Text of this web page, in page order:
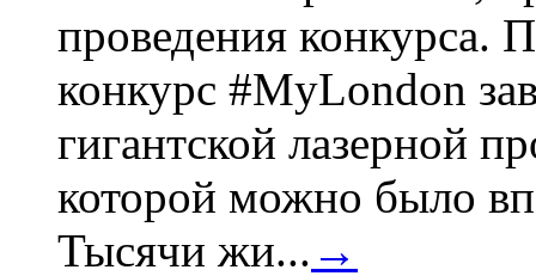
проведения конкурса.
конкурс #MyLondon
гигантской лазерной
которой можно было
Тысячи жи... →